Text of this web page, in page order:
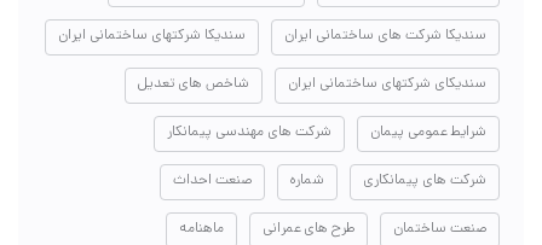
سندیکا شرکت های ساختمانی ایران سندیکا شرکتهای ساختمانی ایران
سندیکای شرکتهای ساختمانی ایران شاخص های تعدیل
شرایط عمومی پیمان شرکت های مهندسی پیمانکار
شرکت های پیمانکاری شماره صنعت احداث
صنعت ساختمان طرح های عمرانی ماهنامه